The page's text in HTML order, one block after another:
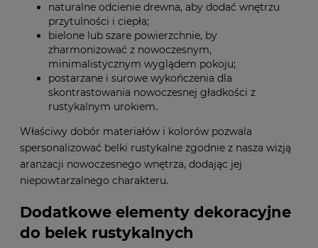
naturalne odcienie drewna, aby dodać wnętrzu
przytulności i ciepła;
bielone lub szare powierzchnie, by
zharmonizować z nowoczesnym,
minimalistycznym wyglądem pokoju;
postarzane i surowe wykończenia dla
skontrastowania nowoczesnej gładkości z
rustykalnym urokiem.
Właściwy dobór materiałów i kolorów pozwala
spersonalizować belki rustykalne zgodnie z nasza wizją
aranżacji nowoczesnego wnętrza, dodając jej
niepowtarzalnego charakteru.
Dodatkowe elementy dekoracyjne
do belek rustykalnych